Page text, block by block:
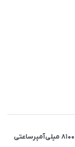
گوشی X7e Plus 5G آنر با باتری ۸۱۰۰ میلی‌آمپرساعتی